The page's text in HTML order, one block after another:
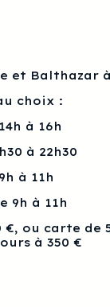
et Balthazar
choix :
à 16h
à 22h30
à 11h
9h à 11h
ou carte de
à 350 €